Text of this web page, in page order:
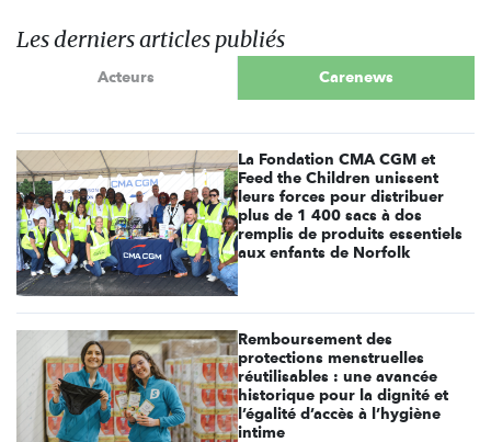
Les derniers articles publiés
Acteurs Carenews
La Fondation CMA CGM et
Feed the Children unissent
leurs forces pour distribuer
plus de 1 400 sacs à dos
remplis de produits essentiels
aux enfants de Norfolk
Remboursement des
protections menstruelles
réutilisables : une avancée
historique pour la dignité et
l’égalité d’accès à l’hygiène
intime